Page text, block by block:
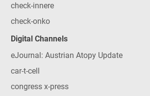
check-innere
check-onko
Digital Channels
eJournal: Austrian Atopy Update
car-t-cell
congress x-press